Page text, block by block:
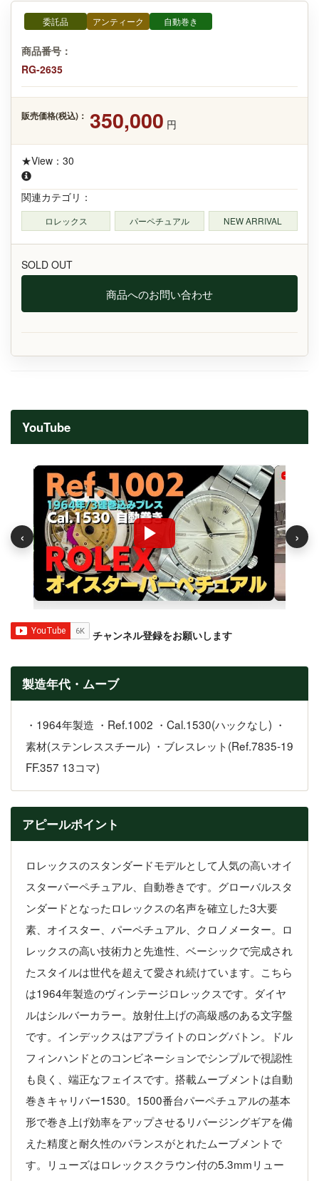
委託品 アンティーク 自動巻き
商品番号：
RG-2635
販売価格(税込)： 350,000 円
★View：30
関連カテゴリ：
ロレックス パーペチュアル NEW ARRIVAL
SOLD OUT
商品へのお問い合わせ
YouTube
‹ ›
チャンネル登録をお願いします
製造年代・ムーブ
・1964年製造 ・Ref.1002 ・Cal.1530(ハックなし) ・
素材(ステンレススチール) ・ブレスレット(Ref.7835-19
FF.357 13コマ)
アピールポイント
ロレックスのスタンダードモデルとして人気の高いオイ
スターパーペチュアル、自動巻きです。グローバルスタ
ンダードとなったロレックスの名声を確立した3大要
素、オイスター、パーペチュアル、クロノメーター。ロ
レックスの高い技術力と先進性、ベーシックで完成され
たスタイルは世代を超えて愛され続けています。こちら
は1964年製造のヴィンテージロレックスです。ダイヤ
ルはシルバーカラー。放射仕上げの高級感のある文字盤
です。インデックスはアプライトのロングバトン。ドル
フィンハンドとのコンビネーションでシンプルで視認性
も良く、端正なフェイスです。搭載ムーブメントは自動
巻きキャリバー1530。1500番台パーペチュアルの基本
形で巻き上げ効率をアップさせるリバージングギアを備
えた精度と耐久性のバランスがとれたムーブメントで
す。リューズはロレックスクラウン付の5.3mmリュー